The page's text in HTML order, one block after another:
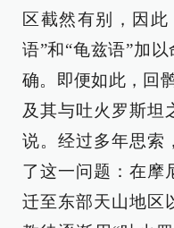
区截然有别，因
语”和“龟兹语”加
确。即便如此，回
及其与吐火罗斯坦
说。经过多年思索
了这一问题：在摩
迁至东部天山地区